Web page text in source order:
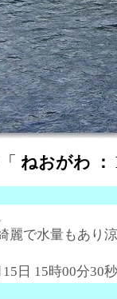
ねおがわ ：
麗で水量もあり
日 15時00分30